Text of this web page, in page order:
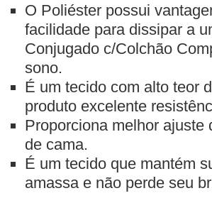
O Poliéster possui
facilidade para dissipar a
Conjugado c/Colchão
sono.
É um tecido com alto teor
produto excelente
Proporciona melhor ajuste
de cama.
É um tecido que mantém
amassa e não perde seu